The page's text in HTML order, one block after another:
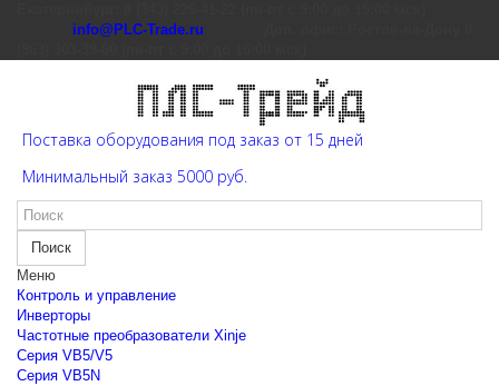
info@PLC-Trade.ru
Поставка оборудования под заказ от 15 дней
Минимальный заказ 5000 руб.
Поиск
Меню
Контроль и управление
Инверторы
Частотные преобразователи Xinje
Cерия VB5/V5
Cерия VB5N